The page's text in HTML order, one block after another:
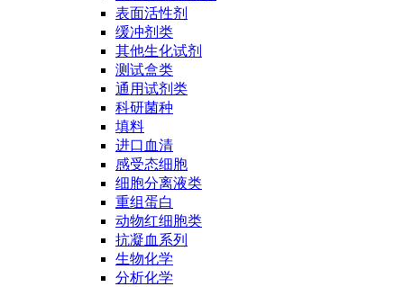
表面活性剂
缓冲剂类
其他生化试剂
测试盒类
通用试剂类
科研菌种
填料
进口血清
感受态细胞
细胞分离液类
重组蛋白
动物红细胞类
抗凝血系列
生物化学
分析化学